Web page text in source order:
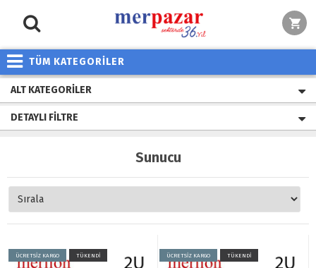
TÜM KATEGORİLER
ALT KATEGORILER
DETAYLI FILTRE
Sunucu
ÜCRETSİZ KARGO TÜKENDİ ÜCRETSİZ KARGO TÜKENDİ